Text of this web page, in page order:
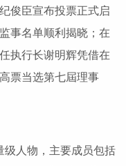
俊臣宣布投票正式启
事名单顺利揭晓；在
执行长谢明辉凭借在
票当选第七屆理事
级人物，主要成员包括